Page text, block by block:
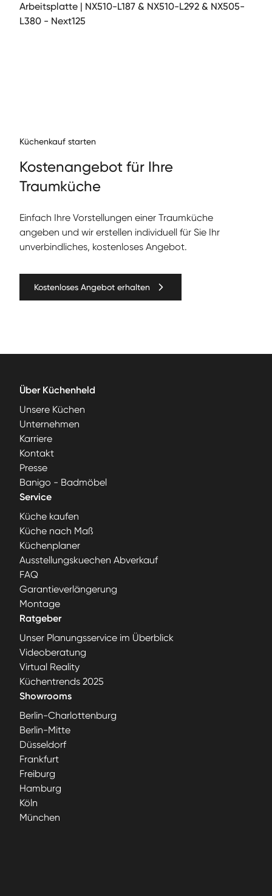
Arbeitsplatte | NX510-L187 & NX510-L292 & NX505-
L380 - Next125
Küchenkauf starten
Kos­te­nange­bot für Ihre
Traumküche
Ein­fach Ihre Vorstel­lun­gen ein­er Traumküche
angeben und wir erstellen individuell für Sie Ihr
unverbindliches, kostenloses Angebot.
Kostenloses Angebot erhalten
Über Küchenheld
Unsere Küchen
Unternehmen
Karriere
Kontakt
Presse
Banigo - Badmöbel
Service
Küche kaufen
Küche nach Maß
Küchenplaner
Ausstellungskuechen Abverkauf
FAQ
Garantieverlängerung
Montage
Ratgeber
Unser Planungsservice im Überblick
Videoberatung
Virtual Reality
Küchentrends 2025
Showrooms
Berlin-Charlottenburg
Berlin-Mitte
Düsseldorf
Frankfurt
Freiburg
Hamburg
Köln
München